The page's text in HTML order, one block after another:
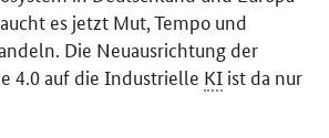
es jetzt Mut, Tempo und
Die Neuausrichtung der
4.0 auf die Industrielle KI ist da nur